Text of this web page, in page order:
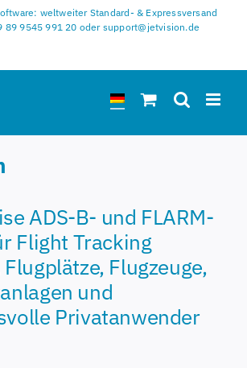
weltweiter Standard- & Expressversand
89 9545 991 20 oder support@jetvision.de
ADS-B- und FLARM-
Flight Tracking
Flugzeuge,
und
Privatanwender